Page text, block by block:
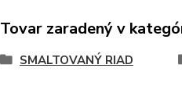
Tovar zaradený v
SMALTOVANÝ RIAD